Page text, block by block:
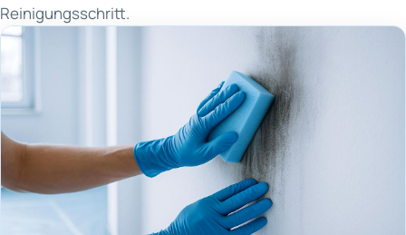
Reinigungsschritt.